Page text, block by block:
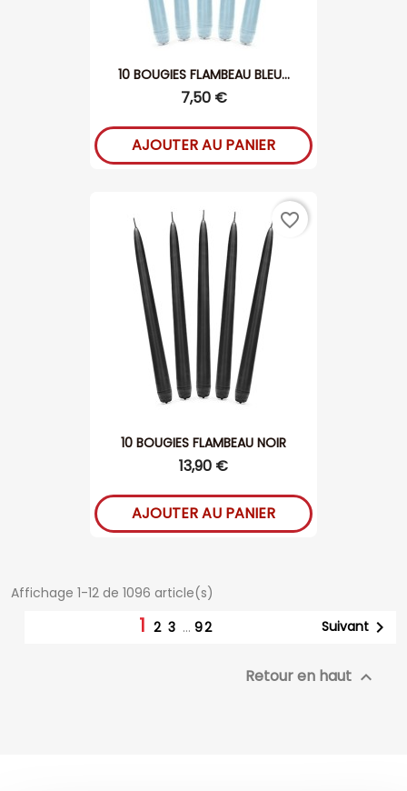
10 BOUGIES FLAMBEAU BLEU...
7,50 €
AJOUTER AU PANIER
10 BOUGIES FLAMBEAU NOIR
13,90 €
AJOUTER AU PANIER
favorite_border
Affichage 1-12 de 1096 article(s)
1 2 3 … 92 Suivant 
Retour en haut 